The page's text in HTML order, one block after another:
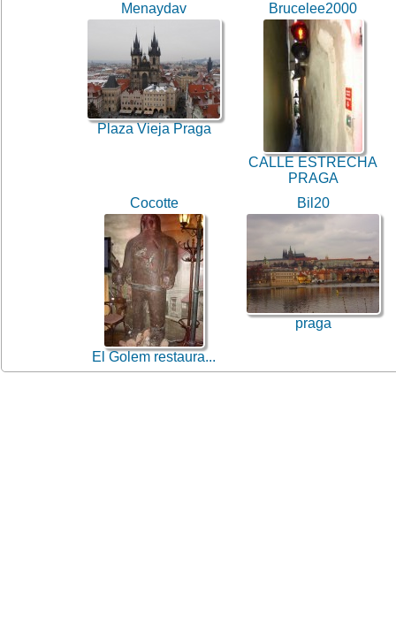
Menaydav
Plaza Vieja Praga
Brucelee2000
CALLE ESTRECHA
PRAGA
Cocotte
El Golem restaura...
Bil20
praga